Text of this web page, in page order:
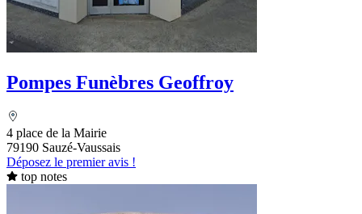
Pompes Funèbres Geoffroy
4 place de la Mairie
79190 Sauzé-Vaussais
Déposez le premier avis !
top notes